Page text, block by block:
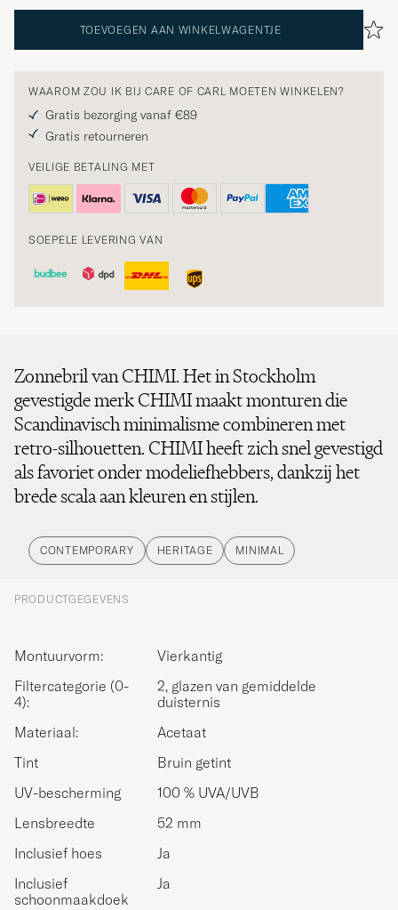
TOEVOEGEN AAN WINKELWAGENTJE
WAAROM ZOU IK BIJ CARE OF CARL MOETEN WINKELEN?
Gratis bezorging vanaf €89
Gratis retourneren
VEILIGE BETALING MET
SOEPELE LEVERING VAN
Zonnebril van CHIMI. Het in Stockholm
gevestigde merk CHIMI maakt monturen die
Scandinavisch minimalisme combineren met
retro-silhouetten. CHIMI heeft zich snel gevestigd
als favoriet onder modeliefhebbers, dankzij het
brede scala aan kleuren en stijlen.
CONTEMPORARY HERITAGE MINIMAL
PRODUCTGEGEVENS
Montuurvorm:
Vierkantig
Filtercategorie (0-
4):
2, glazen van gemiddelde
duisternis
Materiaal:
Acetaat
Tint
Bruin getint
UV-bescherming
100 % UVA/UVB
Lensbreedte
52 mm
Inclusief hoes
Ja
Inclusief
schoonmaakdoek
Ja